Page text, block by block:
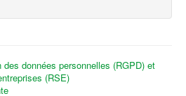
données personnelles (RGPD) et
(RSE)